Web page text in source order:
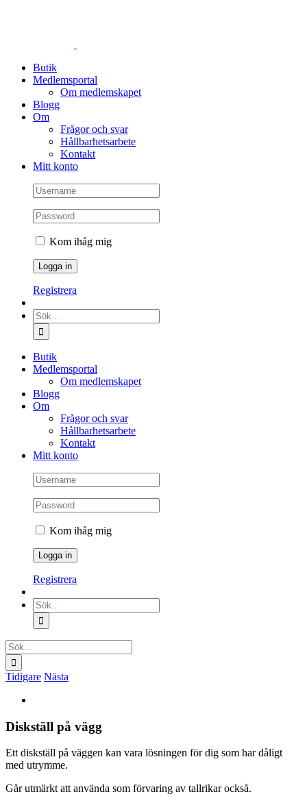
Butik
Medlemsportal
Om medlemskapet
Blogg
Om
Frågor och svar
Hållbarhetsarbete
Kontakt
Mitt konto
Kom ihåg mig
Registrera
Sök
efter:
Butik
Medlemsportal
Om medlemskapet
Blogg
Om
Frågor och svar
Hållbarhetsarbete
Kontakt
Mitt konto
Kom ihåg mig
Registrera
Sök
efter:
Sök
efter:
Tidigare Nästa
bild
Diskställ på vägg
Ett diskställ på väggen kan vara lösningen för dig som har dåligt
med utrymme.
Går utmärkt att använda som förvaring av tallrikar också.